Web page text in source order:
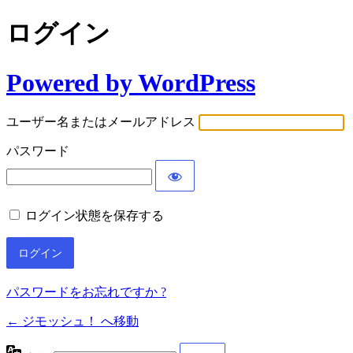
ログイン
Powered by WordPress
ユーザー名またはメールアドレス
パスワード
ログイン状態を保存する
パスワードをお忘れですか ?
← ジモッシュ！ へ移動